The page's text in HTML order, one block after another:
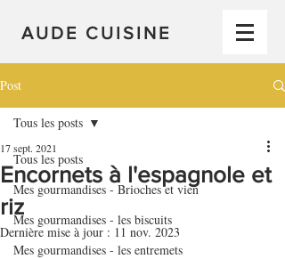
AUDE CUISINE
Post
Tous les posts
Mes gourmandises - Brioches et vien
Mes gourmandises - les biscuits
Mes gourmandises - les entremets
Tous les posts
Encornets à l'espagnole et
riz
17 sept. 2021
Dernière mise à jour : 11 nov. 2023